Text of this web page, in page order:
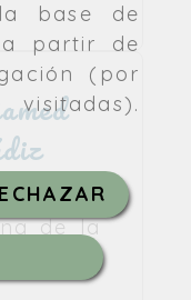
base de
partir de
(por
de la